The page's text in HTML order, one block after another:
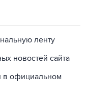
ленту
новостей сайта
в официальном